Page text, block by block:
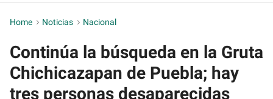
Home > Noticias > Nacional
Continúa la búsqueda en la Gruta
Chichicazapan de Puebla; hay
tres personas desaparecidas